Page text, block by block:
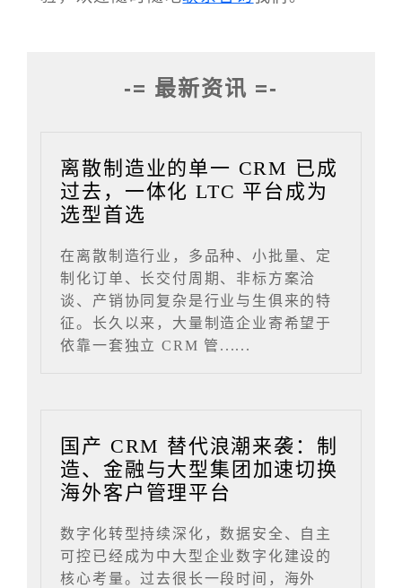
-= 最新资讯 =-
离散制造业的单一 CRM 已成
过去，一体化 LTC 平台成为
选型首选
在离散制造行业，多品种、小批量、定
制化订单、长交付周期、非标方案洽
谈、产销协同复杂是行业与生俱来的特
征。长久以来，大量制造企业寄希望于
依靠一套独立 CRM 管......
国产 CRM 替代浪潮来袭：制
造、金融与大型集团加速切换
海外客户管理平台
数字化转型持续深化，数据安全、自主
可控已经成为中大型企业数字化建设的
核心考量。过去很长一段时间，海外